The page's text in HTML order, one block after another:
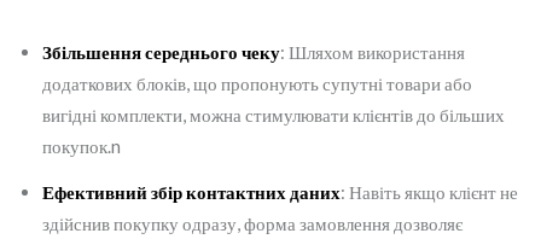
Збільшення середнього чеку: Шляхом використання
додаткових блоків, що пропонують супутні товари або
вигідні комплекти, можна стимулювати клієнтів до більших
покупок.n
Ефективний збір контактних даних: Навіть якщо клієнт не
здійснив покупку одразу, форма замовлення дозволяє